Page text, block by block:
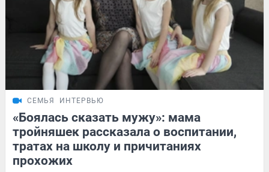
СЕМЬЯ ИНТЕРВЬЮ
«Боялась сказать мужу»: мама
тройняшек рассказала о воспитании,
тратах на школу и причитаниях
прохожих